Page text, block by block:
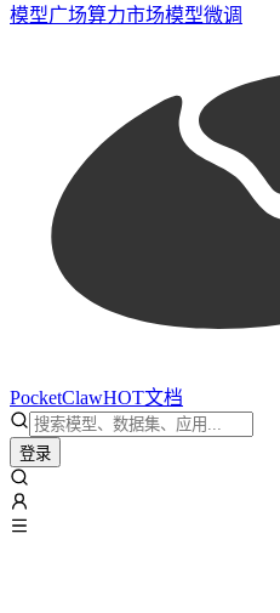
模型广场算力市场模型微调
PocketClawHOT文档
登录